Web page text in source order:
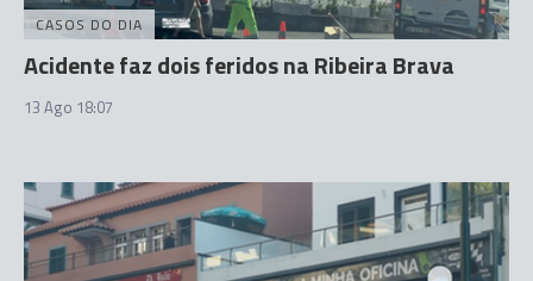
CASOS DO DIA
Acidente faz dois feridos na Ribeira Brava
13 Ago 18:07